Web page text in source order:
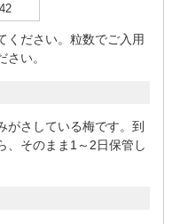
42
ください。粒数でご入用
い。
がさしている梅です。到
、そのまま1～2日保管し